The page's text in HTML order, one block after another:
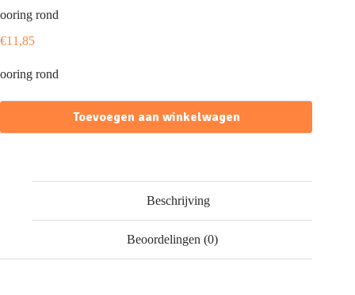
ooring rond
€11,85
ooring rond
Toevoegen aan winkelwagen
Beschrijving
Beoordelingen (0)